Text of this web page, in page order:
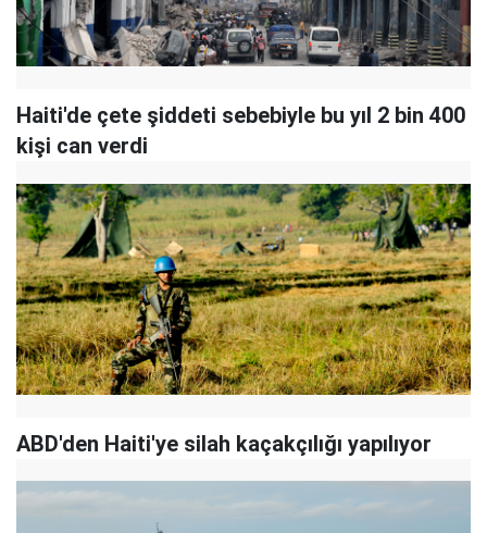
Haiti'de çete şiddeti sebebiyle bu yıl 2 bin 400
kişi can verdi
ABD'den Haiti'ye silah kaçakçılığı yapılıyor